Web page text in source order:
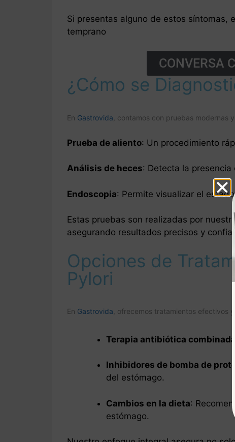
Si presentas alguno de estos síntomas,
temprano
CONVERSA
¿Cómo se
En Gastrovida , contamos con pruebas
Prueba de aliento: Un procedimiento
Análisis de heces: Detecta la
Endoscopia: Permite visualizar el
Estas pruebas son realizadas por
asegurando resultados precisos y
Opciones de
Pylori
En Gastrovida , ofrecemos tratamientos efectivos
Terapia antibiótica combinada
Inhibidores de bomba de
del estómago.
Cambios en la dieta:
estómago.